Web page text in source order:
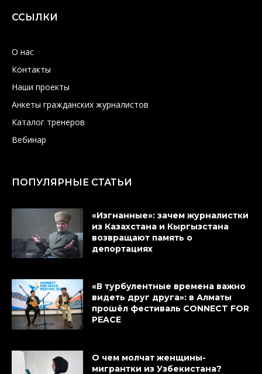
ССЫЛКИ
О нас
Контакты
Наши проекты
Анкеты гражданских журналистов
Каталог тренеров
Вебинар
ПОПУЛЯРНЫЕ СТАТЬИ
«Изгнанные»: зачем журналистки
из Казахстана и Кыргызстана
возвращают память о
депортациях
«В турбулентные времена важно
видеть друг друга»: в Алматы
прошёл фестиваль CONNECT FOR
PEACE
О чем молчат женщины-
мигрантки из Узбекистана?